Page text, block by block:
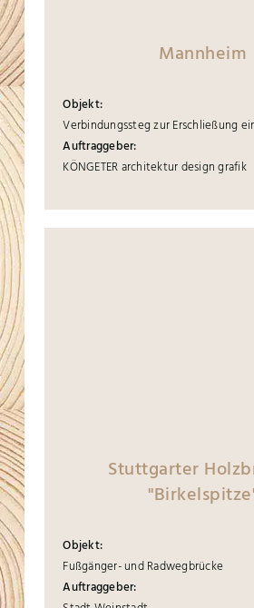
Mannheim
Objekt:
Verbindungssteg zur Erschließung
Auftraggeber:
KÖNGETER architektur design grafik
Stuttgarter
Objekt:
Fußgänger- und Radwegbrücke
Auftraggeber: